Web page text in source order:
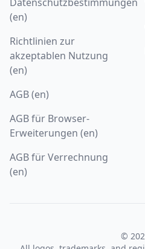
(en)
Richtlinien zur
akzeptablen Nutzung
(en)
AGB (en)
AGB für Browser-
Erweiterungen (en)
AGB für Verrechnung
(en)
©